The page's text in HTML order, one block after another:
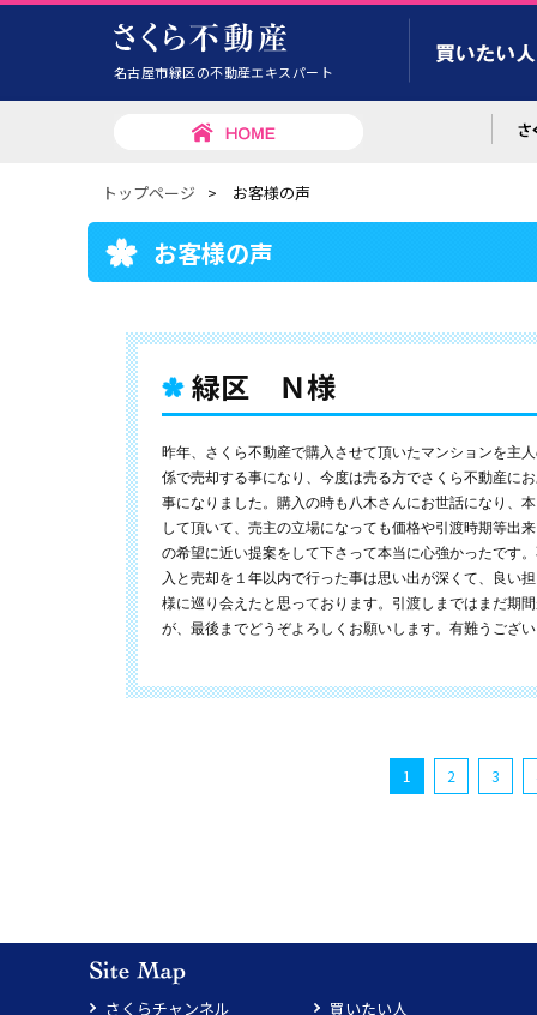
名古屋市緑区の不動産エキスパート
トップページ > お客様の声
お客様の声
緑区 Ｎ様
昨年、さくら不動産で購入させて頂いたマンションを主
係で売却する事になり、今度は売る方でさくら不動産に
事になりました。購入の時も八木さんにお世話になり、
して頂いて、売主の立場になっても価格や引渡時期等出
の希望に近い提案をして下さって本当に心強かったです
入と売却を１年以内で行った事は思い出が深くて、良い
様に巡り会えたと思っております。引渡しまではまだ期
が、最後までどうぞよろしくお願いします。有難うござ
1 2 3
さくらチャンネル
買いたい人